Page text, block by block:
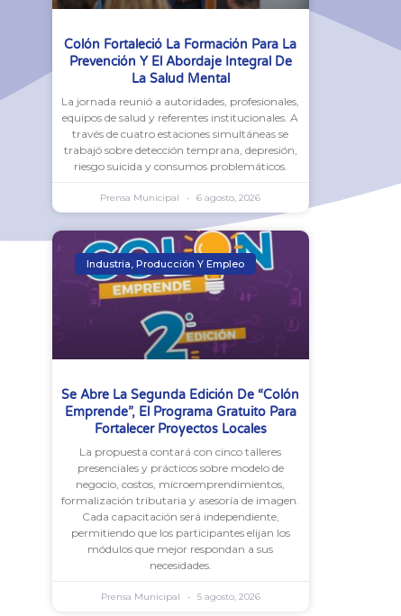
Colón Fortaleció La Formación Para La
Prevención Y El Abordaje Integral De
La Salud Mental
La jornada reunió a autoridades, profesionales,
equipos de salud y referentes institucionales. A
través de cuatro estaciones simultáneas se
trabajó sobre detección temprana, depresión,
riesgo suicida y consumos problemáticos.
Prensa Municipal 6 agosto, 2026
Industria, Producción Y Empleo
Se Abre La Segunda Edición De “Colón
Emprende”, El Programa Gratuito Para
Fortalecer Proyectos Locales
La propuesta contará con cinco talleres
presenciales y prácticos sobre modelo de
negocio, costos, microemprendimientos,
formalización tributaria y asesoría de imagen.
Cada capacitación será independiente,
permitiendo que los participantes elijan los
módulos que mejor respondan a sus
necesidades.
Prensa Municipal 5 agosto, 2026